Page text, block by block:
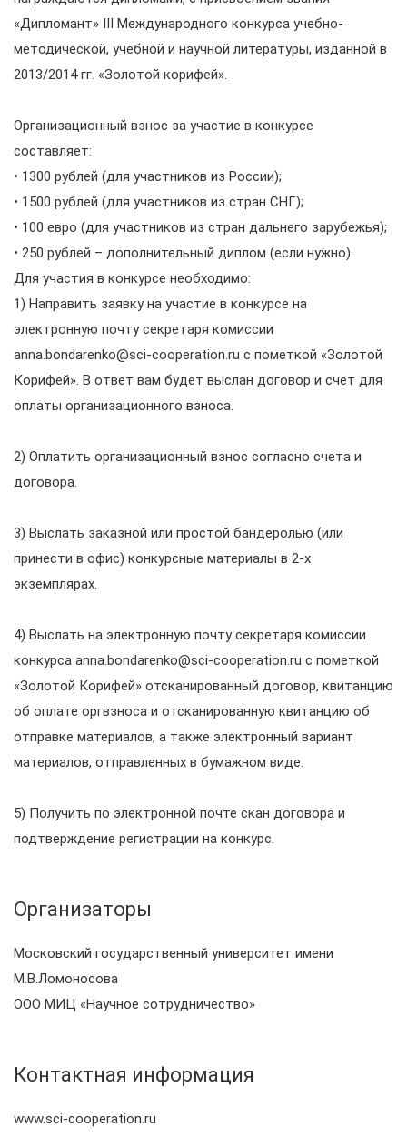
«Дипломант» III Международного конкурса учебно-
методической, учебной и научной литературы, изданной в
2013/2014 гг. «Золотой корифей».
Организационный взнос за участие в конкурсе
составляет:
• 1300 рублей (для участников из России);
• 1500 рублей (для участников из стран СНГ);
• 100 евро (для участников из стран дальнего зарубежья);
• 250 рублей – дополнительный диплом (если нужно).
Для участия в конкурсе необходимо:
1) Направить заявку на участие в конкурсе на
электронную почту секретаря комиссии
anna.bondarenko@sci-cooperation.ru с пометкой «Золотой
Корифей». В ответ вам будет выслан договор и счет для
оплаты организационного взноса.
2) Оплатить организационный взнос согласно счета и
договора.
3) Выслать заказной или простой бандеролью (или
принести в офис) конкурсные материалы в 2-х
экземплярах.
4) Выслать на электронную почту секретаря комиссии
конкурса anna.bondarenko@sci-cooperation.ru с пометкой
«Золотой Корифей» отсканированный договор, квитанцию
об оплате оргвзноса и отсканированную квитанцию об
отправке материалов, а также электронный вариант
материалов, отправленных в бумажном виде.
5) Получить по электронной почте скан договора и
подтверждение регистрации на конкурс.
Организаторы
Московский государственный университет имени
М.В.Ломоносова
ООО МИЦ «Научное сотрудничество»
Контактная информация
www.sci-cooperation.ru